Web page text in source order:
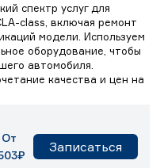
спектр услуг для
class, включая ремонт
модели. Используем
оборудование, чтобы
автомобиля.
качества и цен на
От
Записаться